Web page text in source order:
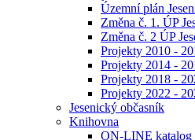
Územní plán
Změna č. 1. ÚP
Změna č. 2 ÚP
Projekty 2010 -
Projekty 2014 -
Projekty 2018 -
Projekty 2022 -
Jesenický občasník
Knihovna
ON-LINE katalog